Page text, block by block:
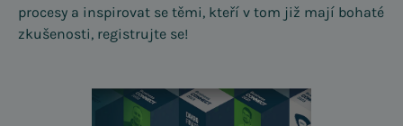
procesy a inspirovat se těmi, kteří v tom již mají bohaté
zkušenosti, registrujte se!